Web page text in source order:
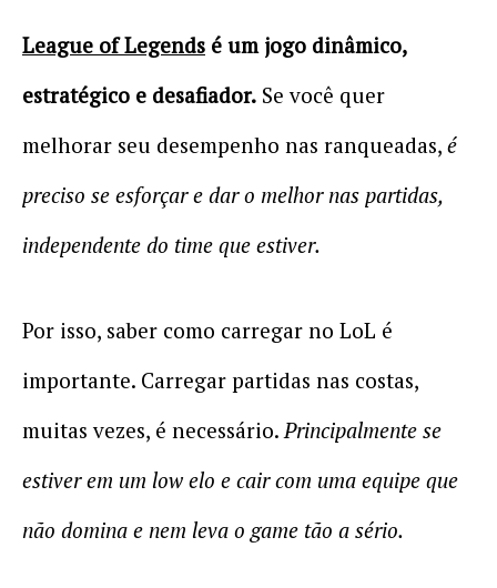
League of Legends é um jogo dinâmico,
estratégico e desafiador. Se você quer
melhorar seu desempenho nas ranqueadas, é
preciso se esforçar e dar o melhor nas partidas,
independente do time que estiver.
Por isso, saber como carregar no LoL é
importante. Carregar partidas nas costas,
muitas vezes, é necessário.Principalmente se
estiver em um low elo e cair com uma equipe que
não domina e nem leva o game tão a sério.